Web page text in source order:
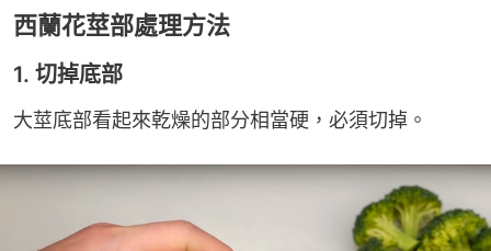
西蘭花莖部處理方法
1. 切掉底部
大莖底部看起來乾燥的部分相當硬，必須切掉。